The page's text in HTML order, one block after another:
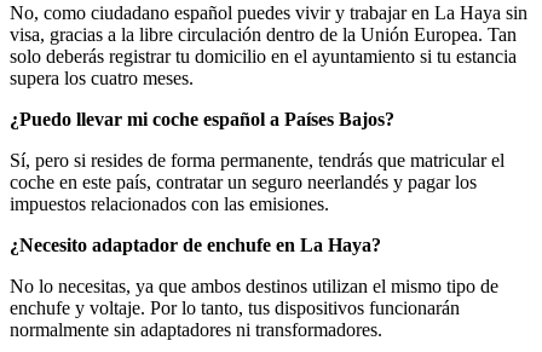
No, como ciudadano español puedes vivir y trabajar en La Haya sin
visa, gracias a la libre circulación dentro de la Unión Europea. Tan
solo deberás registrar tu domicilio en el ayuntamiento si tu estancia
supera los cuatro meses.
¿Puedo llevar mi coche español a Países Bajos?
Sí, pero si resides de forma permanente, tendrás que matricular el
coche en este país, contratar un seguro neerlandés y pagar los
impuestos relacionados con las emisiones.
¿Necesito adaptador de enchufe en La Haya?
No lo necesitas, ya que ambos destinos utilizan el mismo tipo de
enchufe y voltaje. Por lo tanto, tus dispositivos funcionarán
normalmente sin adaptadores ni transformadores.